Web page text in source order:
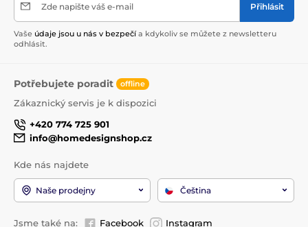
Zde napište váš e-mail Přihlásit
Vaše údaje jsou u nás v bezpečí a kdykoliv se můžete z newsletteru
odhlásit.
Potřebujete poradit offline
Zákaznický servis je k dispozici
+420 774 725 901
info@homedesignshop.cz
Kde nás najdete
Naše prodejny Čeština
Jsme také na: Facebook Instagram